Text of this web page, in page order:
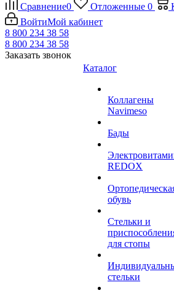
Сравнение0 Отложенные 0
ВойтиМой кабинет
8 800 234 38 58
8 800 234 38 58
Заказать звонок
Каталог
Коллагены
Navimeso
Бады
REDOX
обувь
Стельки и
для стопы
стельки